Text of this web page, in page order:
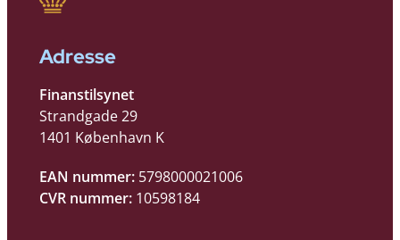
Adresse
Finanstilsynet
Strandgade 29
1401 København K
EAN nummer: 5798000021006
CVR nummer: 10598184